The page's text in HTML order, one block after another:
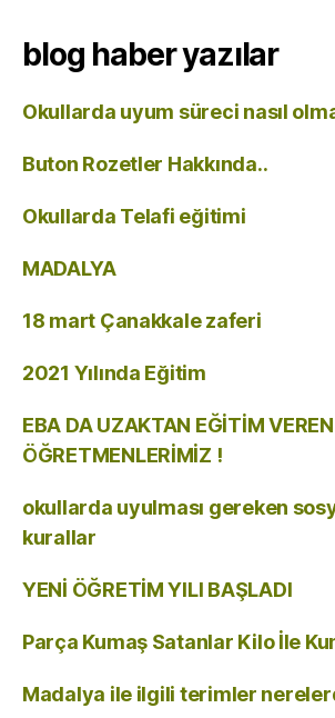
blog haber yazılar
Okullarda uyum süreci nasıl
Buton Rozetler Hakkında..
Okullarda Telafi eğitimi
MADALYA
18 mart Çanakkale zaferi
2021 Yılında Eğitim
EBA DA UZAKTAN EĞİTİM VEREN
ÖĞRETMENLERİMİZ !
okullarda uyulması gereken
kurallar
YENİ ÖĞRETİM YILI BAŞLADI
Parça Kumaş Satanlar Kilo İle
Madalya ile ilgili terimler